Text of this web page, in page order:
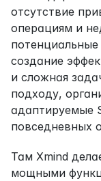
отсутствие
операциям и
создание
и сложная
подходу,
адаптируемые
повседневных
Там Xmind
мощными